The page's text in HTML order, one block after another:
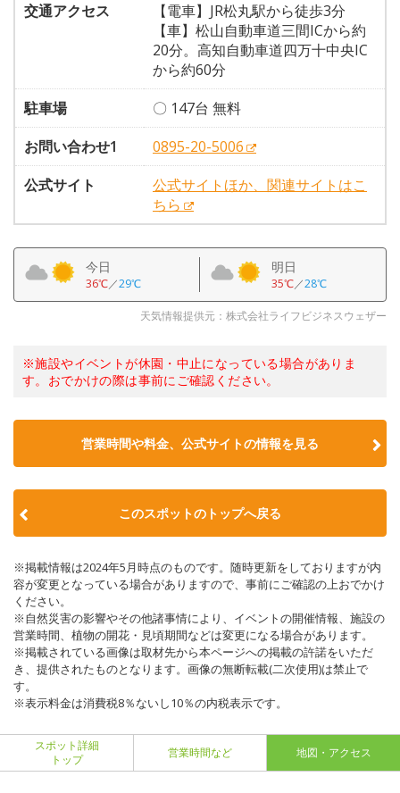
交通アクセス
【電車】JR松丸駅から徒歩3分
【車】松山自動車道三間ICから約
20分。高知自動車道四万十中央IC
から約60分
駐車場
〇 147台 無料
お問い合わせ1
0895-20-5006
公式サイト
公式サイトほか、関連サイトはこ
ちら
今日
36℃／29℃
明日
35℃／28℃
天気情報提供元：株式会社ライフビジネスウェザー
※施設やイベントが休園・中止になっている場合がありま
す。おでかけの際は事前にご確認ください。
営業時間や料金、公式サイトの情報を見る
このスポットのトップへ戻る
※掲載情報は2024年5月時点のものです。随時更新をしておりますが内
容が変更となっている場合がありますので、事前にご確認の上おでかけ
ください。
※自然災害の影響やその他諸事情により、イベントの開催情報、施設の
営業時間、植物の開花・見頃期間などは変更になる場合があります。
※掲載されている画像は取材先から本ページへの掲載の許諾をいただ
き、提供されたものとなります。画像の無断転載(二次使用)は禁止で
す。
※表示料金は消費税8％ないし10％の内税表示です。
スポット詳細
トップ
営業時間など 地図・アクセス